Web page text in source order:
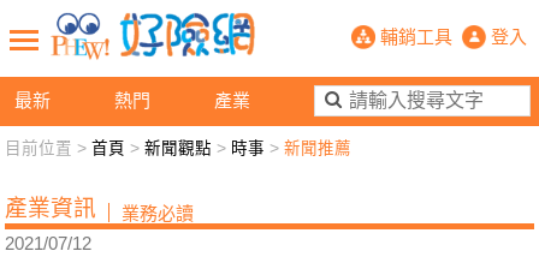
最新 熱門 產業
老年開銷自己扛！長期照護成高
輔銷工具 登入
新聞觀點 業務交流 好險懂生活
退休先準備 好險學堂 輔銷工具 活動專區
目前位置 >首頁 >新聞觀點 > 時事 >新聞推薦
產業資訊 業務必讀
2021/07/12